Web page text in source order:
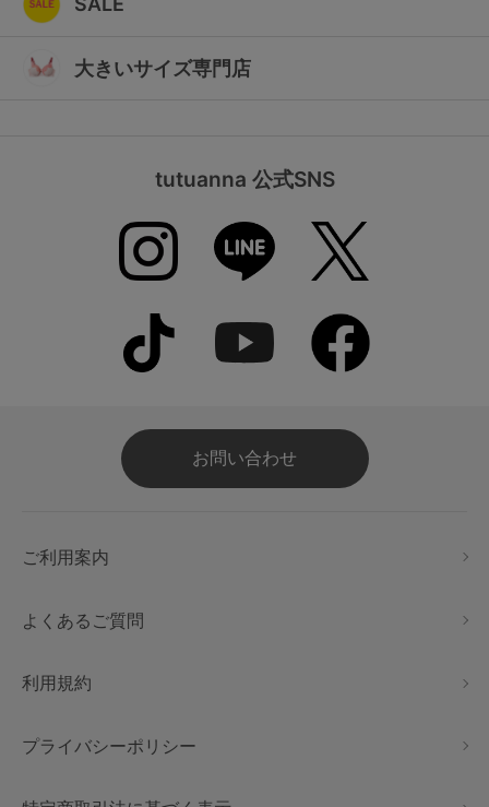
大きいサイズ専門店
tutuanna 公式SNS
お問い合わせ
ご利用案内
よくあるご質問
利用規約
プライバシーポリシー